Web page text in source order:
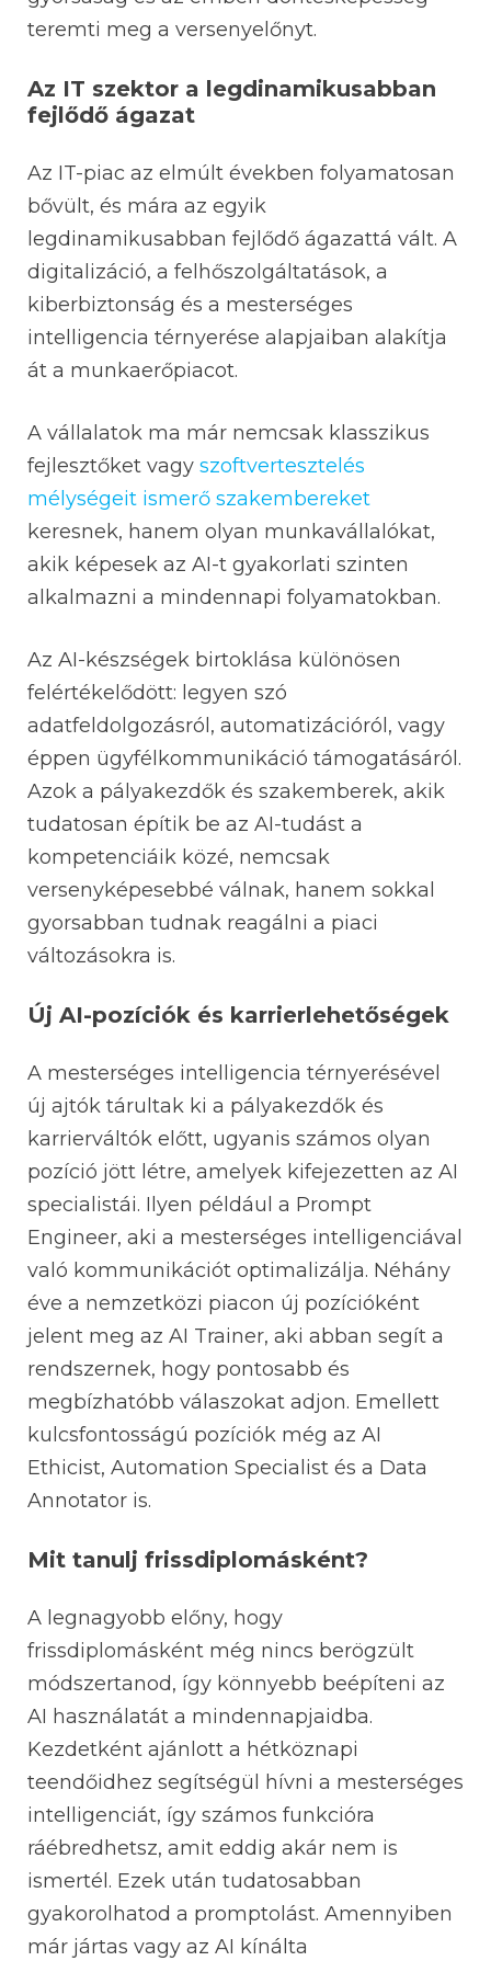
teremti meg a versenyelőnyt.
Az IT szektor a legdinamikusabban
fejlődő ágazat
Az IT-piac az elmúlt években folyamatosan
bővült, és mára az egyik
legdinamikusabban fejlődő ágazattá vált. A
digitalizáció, a felhőszolgáltatások, a
kiberbiztonság és a mesterséges
intelligencia térnyerése alapjaiban alakítja
át a munkaerőpiacot.
A vállalatok ma már nemcsak klasszikus
fejlesztőket vagy szoftvertesztelés
mélységeit ismerő szakembereket
keresnek, hanem olyan munkavállalókat,
akik képesek az AI-t gyakorlati szinten
alkalmazni a mindennapi folyamatokban.
Az AI-készségek birtoklása különösen
felértékelődött: legyen szó
adatfeldolgozásról, automatizációról, vagy
éppen ügyfélkommunikáció támogatásáról.
Azok a pályakezdők és szakemberek, akik
tudatosan építik be az AI-tudást a
kompetenciáik közé, nemcsak
versenyképesebbé válnak, hanem sokkal
gyorsabban tudnak reagálni a piaci
változásokra is.
Új AI-pozíciók és karrierlehetőségek
A mesterséges intelligencia térnyerésével
új ajtók tárultak ki a pályakezdők és
karrierváltók előtt, ugyanis számos olyan
pozíció jött létre, amelyek kifejezetten az AI
specialistái. Ilyen például a Prompt
Engineer, aki a mesterséges intelligenciával
való kommunikációt optimalizálja. Néhány
éve a nemzetközi piacon új pozícióként
jelent meg az AI Trainer, aki abban segít a
rendszernek, hogy pontosabb és
megbízhatóbb válaszokat adjon. Emellett
kulcsfontosságú pozíciók még az AI
Ethicist, Automation Specialist és a Data
Annotator is.
Mit tanulj frissdiplomásként?
A legnagyobb előny, hogy
frissdiplomásként még nincs berögzült
módszertanod, így könnyebb beépíteni az
AI használatát a mindennapjaidba.
Kezdetként ajánlott a hétköznapi
teendőidhez segítségül hívni a mesterséges
intelligenciát, így számos funkcióra
ráébredhetsz, amit eddig akár nem is
ismertél. Ezek után tudatosabban
gyakorolhatod a promptolást. Amennyiben
már jártas vagy az AI kínálta